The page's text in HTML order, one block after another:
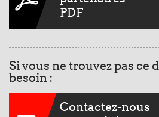
PDF
Si vous ne trouvez pas ce
besoin :
Contactez-nous